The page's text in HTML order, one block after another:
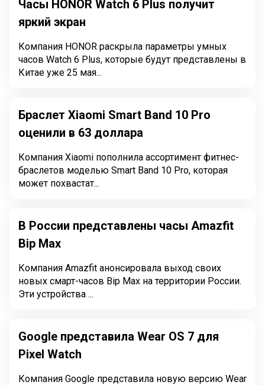
Часы HONOR Watch 6 Plus получит
яркий экран
Компания HONOR раскрыла параметры умных
часов Watch 6 Plus, которые будут представлены в
Китае уже 25 мая...
Браслет Xiaomi Smart Band 10 Pro
оценили в 63 доллара
Компания Xiaomi пополнила ассортимент фитнес-
браслетов моделью Smart Band 10 Pro, которая
может похвастат...
В России представлены часы Amazfit
Bip Max
Компания Amazfit анонсировала выход своих
новых смарт-часов Bip Max на территории России.
Эти устройства ...
Google представила Wear OS 7 для
Pixel Watch
Компания Google представила новую версию Wear